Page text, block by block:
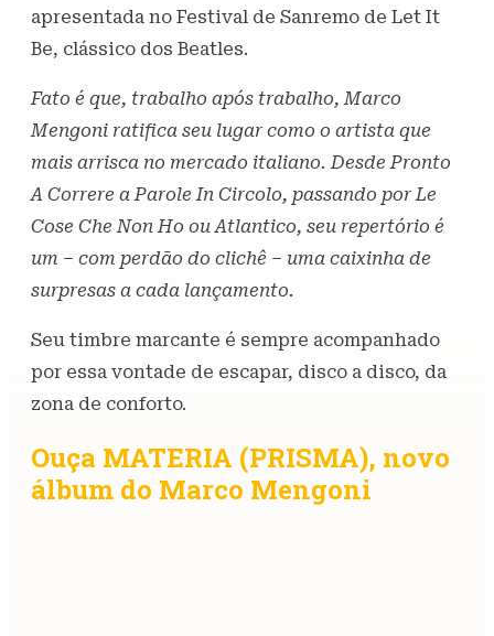
apresentada no Festival de Sanremo de Let It
Be, clássico dos Beatles.
Fato é que, trabalho após trabalho, Marco
Mengoni ratifica seu lugar como o artista que
mais arrisca no mercado italiano. Desde Pronto
A Correre a Parole In Circolo, passando por Le
Cose Che Non Ho ou Atlantico, seu repertório é
um – com perdão do clichê – uma caixinha de
surpresas a cada lançamento.
Seu timbre marcante é sempre acompanhado
por essa vontade de escapar, disco a disco, da
zona de conforto.
Ouça MATERIA (PRISMA), novo
álbum do Marco Mengoni